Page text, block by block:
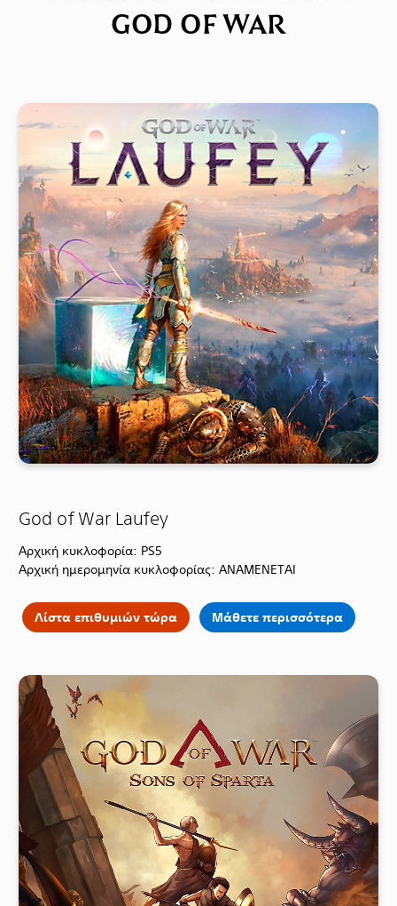
GOD OF WAR
God of War Laufey
Αρχική κυκλοφορία: PS5
Αρχική ημερομηνία κυκλοφορίας: ΑΝΑΜΕΝΕΤΑΙ
Λίστα επιθυμιών τώρα Μάθετε περισσότερα